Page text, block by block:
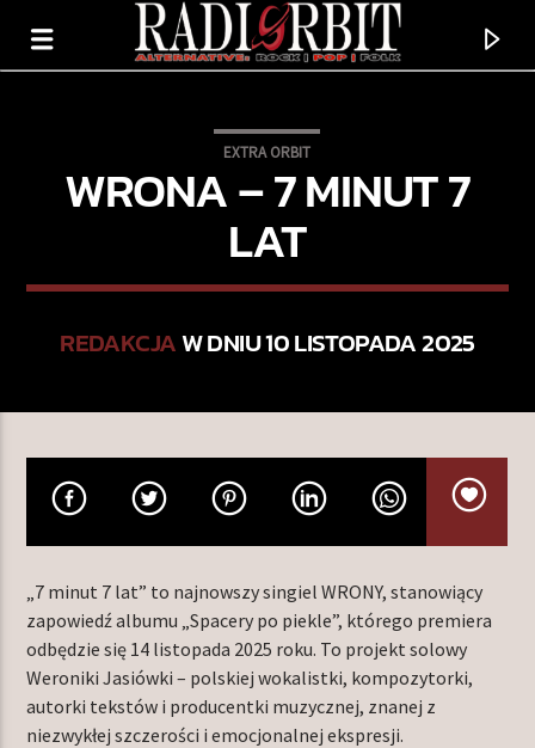
NA STO
MARIONETKI
TERAZ W RAMÓWCE
EXTRA ORBIT
16:00 18:00
EXTRA ORBIT
WRONA – 7 MINUT 7
LAT
REDAKCJAW DNIU 10 LISTOPADA 2025
„7 minut 7 lat” to najnowszy singiel WRONY, stanowiący
zapowiedź albumu „Spacery po piekle”, którego premiera
odbędzie się 14 listopada 2025 roku. To projekt solowy
Weroniki Jasiówki – polskiej wokalistki, kompozytorki,
autorki tekstów i producentki muzycznej, znanej z
niezwykłej szczerości i emocjonalnej ekspresji.